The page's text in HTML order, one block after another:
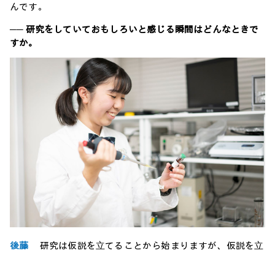
んです。
── 研究をしていておもしろいと感じる瞬間はどんなときで
すか。
後藤 研究は仮説を⽴てることから始まりますが、仮説を⽴